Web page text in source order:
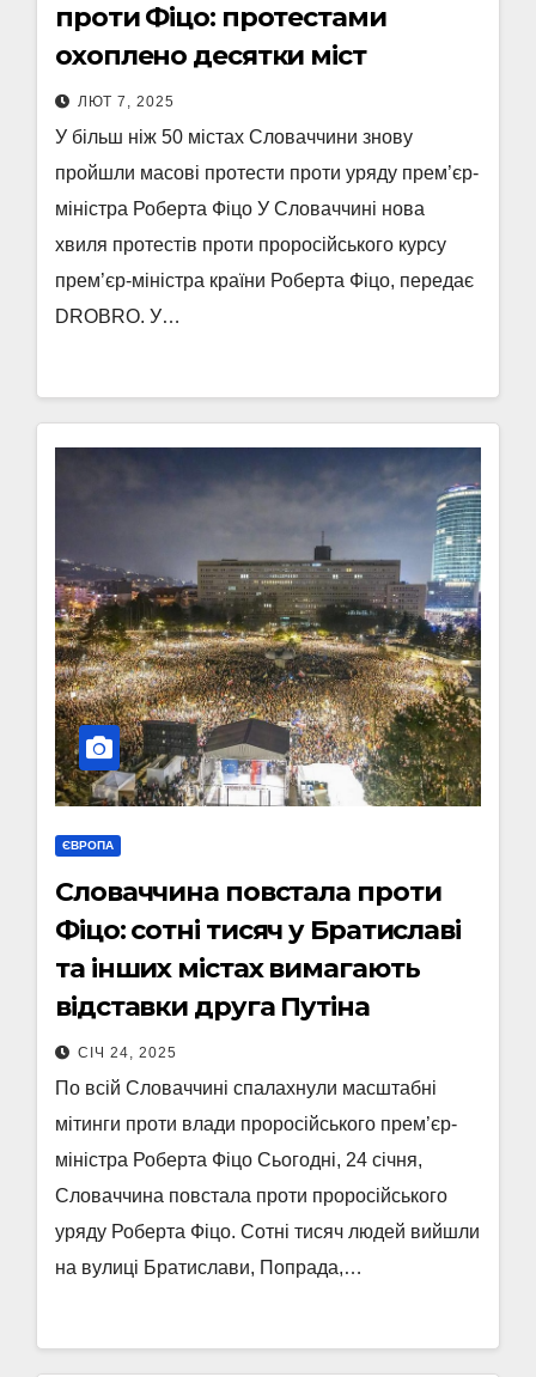
проти Фіцо: протестами
охоплено десятки міст
ЛЮТ 7, 2025
У більш ніж 50 містах Словаччини знову
пройшли масові протести проти уряду прем’єр-
міністра Роберта Фіцо У Словаччині нова
хвиля протестів проти проросійського курсу
прем’єр-міністра країни Роберта Фіцо, передає
DROBRO. У…
ЄВРОПА
Словаччина повстала проти
Фіцо: сотні тисяч у Братиславі
та інших містах вимагають
відставки друга Путіна
СІЧ 24, 2025
По всій Словаччині спалахнули масштабні
мітинги проти влади проросійського прем’єр-
міністра Роберта Фіцо Сьогодні, 24 січня,
Словаччина повстала проти проросійського
уряду Роберта Фіцо. Сотні тисяч людей вийшли
на вулиці Братислави, Попрада,…